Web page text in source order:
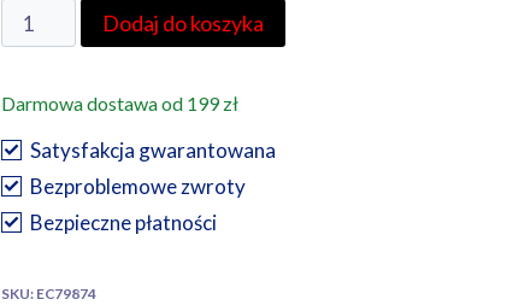
ilość
Taśma
RGB+CCT
14.4W/m
12V
IP20
Dodaj do koszyka
Darmowa dostawa od 199 zł
Satysfakcja gwarantowana
Bezproblemowe zwroty
Bezpieczne płatności
SKU: EC79874